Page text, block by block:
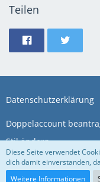
Teilen
Stil ändern
Datenschutzerklärung
Doppelaccount
Diese Seite verwendet
dich damit einverstanden,
Weitere Informationen